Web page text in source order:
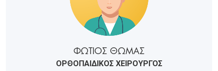
ΦΩΤΙΟΣ ΘΩΜΑΣ
ΟΡΘΟΠΑΙΔΙΚΟΣ ΧΕΙΡΟΥΡΓΟΣ